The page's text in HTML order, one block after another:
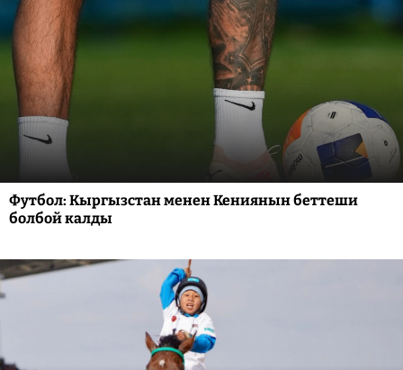
Футбол: Кыргызстан менен Кениянын беттеши
болбой калды